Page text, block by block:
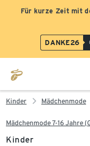
Für kurze Zeit mit
DANKE26
Kinder Mädchenmode
Mädchenmode 7-16 Jahre
Kinder